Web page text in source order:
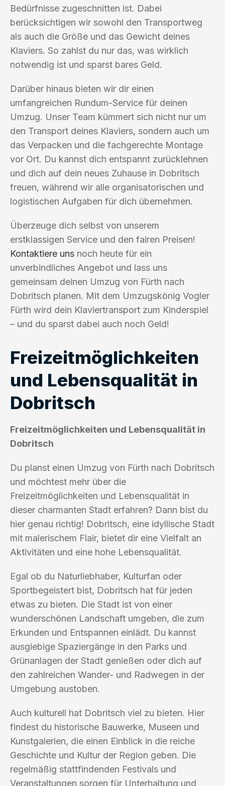
Bedürfnisse zugeschnitten ist. Dabei
berücksichtigen wir sowohl den Transportweg
als auch die Größe und das Gewicht deines
Klaviers. So zahlst du nur das, was wirklich
notwendig ist und sparst bares Geld.
Darüber hinaus bieten wir dir einen
umfangreichen Rundum-Service für deinen
Umzug. Unser Team kümmert sich nicht nur um
den Transport deines Klaviers, sondern auch um
das Verpacken und die fachgerechte Montage
vor Ort. Du kannst dich entspannt zurücklehnen
und dich auf dein neues Zuhause in Dobritsch
freuen, während wir alle organisatorischen und
logistischen Aufgaben für dich übernehmen.
Überzeuge dich selbst von unserem
erstklassigen Service und den fairen Preisen!
Kontaktiere uns noch heute für ein
unverbindliches Angebot und lass uns
gemeinsam deinen Umzug von Fürth nach
Dobritsch planen. Mit dem Umzugskönig Vogler
Fürth wird dein Klaviertransport zum Kinderspiel
– und du sparst dabei auch noch Geld!
Freizeitmöglichkeiten
und Lebensqualität in
Dobritsch
Freizeitmöglichkeiten und Lebensqualität in
Dobritsch
Du planst einen Umzug von Fürth nach Dobritsch
und möchtest mehr über die
Freizeitmöglichkeiten und Lebensqualität in
dieser charmanten Stadt erfahren? Dann bist du
hier genau richtig! Dobritsch, eine idyllische Stadt
mit malerischem Flair, bietet dir eine Vielfalt an
Aktivitäten und eine hohe Lebensqualität.
Egal ob du Naturliebhaber, Kulturfan oder
Sportbegeistert bist, Dobritsch hat für jeden
etwas zu bieten. Die Stadt ist von einer
wunderschönen Landschaft umgeben, die zum
Erkunden und Entspannen einlädt. Du kannst
ausgiebige Spaziergänge in den Parks und
Grünanlagen der Stadt genießen oder dich auf
den zahlreichen Wander- und Radwegen in der
Umgebung austoben.
Auch kulturell hat Dobritsch viel zu bieten. Hier
findest du historische Bauwerke, Museen und
Kunstgalerien, die einen Einblick in die reiche
Geschichte und Kultur der Region geben. Die
regelmäßig stattfindenden Festivals und
Veranstaltungen sorgen für Unterhaltung und